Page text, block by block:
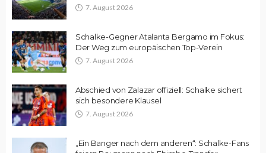
7. August 2026
Schalke-Gegner Atalanta Bergamo im Fokus:
Der Weg zum europäischen Top-Verein
7. August 2026
Abschied von Zalazar offiziell: Schalke sichert
sich besondere Klausel
7. August 2026
„Ein Banger nach dem anderen“: Schalke-Fans